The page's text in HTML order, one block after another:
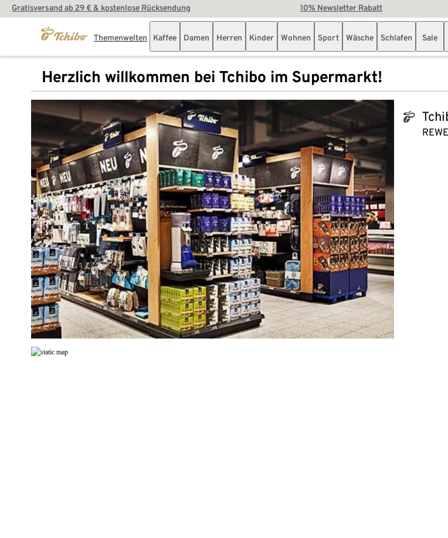
Gratisversand ab 29 € & kostenlose Rücksendung 10% Newsletter Rabatt
Themenwelten Kaffee Damen Herren Kinder Wohnen Sport Wäsche Schlafen Sale
Herzlich willkommen bei Tchibo im Supermarkt!
tchibo_logo
REWE